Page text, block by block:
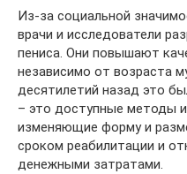
Из-за социальной
врачи и исследователи
пениса. Они повышают
независимо от возраста
десятилетий назад это
– это доступные методы
изменяющие форму и
сроком реабилитации и
денежными затратами.